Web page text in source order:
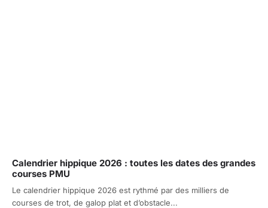
Calendrier hippique 2026 : toutes les dates des grandes
courses PMU
Le calendrier hippique 2026 est rythmé par des milliers de
courses de trot, de galop plat et d’obstacle...